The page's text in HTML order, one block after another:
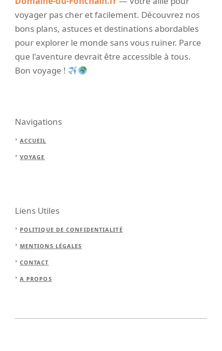
voyager pas cher et facilement. Découvrez nos
bons plans, astuces et destinations abordables
pour explorer le monde sans vous ruiner. Parce
que l'aventure devrait être accessible à tous.
Bon voyage !
Navigations
ACCUEIL
VOYAGE
Liens Utiles
POLITIQUE DE CONFIDENTIALITÉ
MENTIONS LÉGALES
CONTACT
A PROPOS